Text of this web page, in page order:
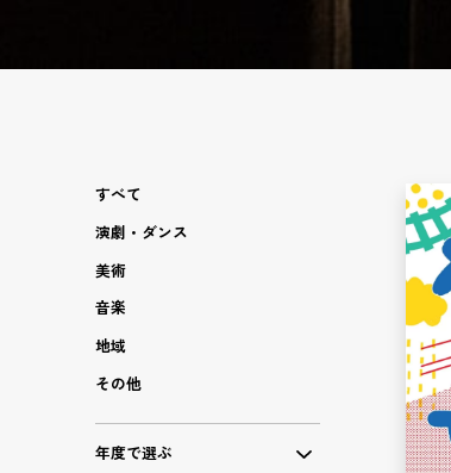
すべて
演劇・ダンス
美術
音楽
地域
その他